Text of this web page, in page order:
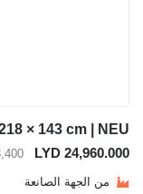
LYD
€3,400
≈ $3,928
الصانعة